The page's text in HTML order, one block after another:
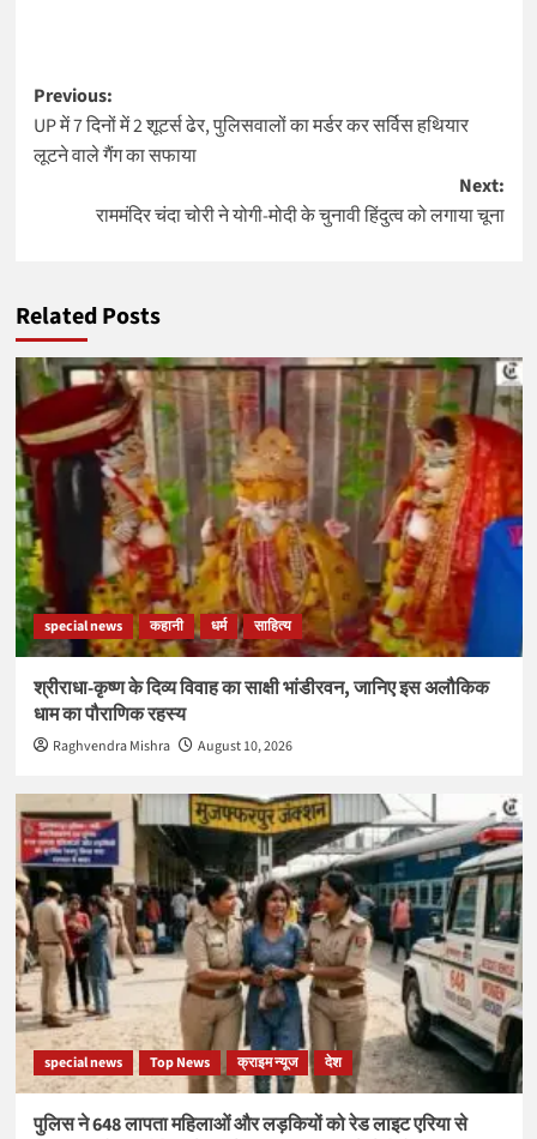
Post
navigation
Previous:
UP में 7 दिनों में 2 शूटर्स ढेर, पुलिसवालों का मर्डर कर सर्विस हथियार
लूटने वाले गैंग का सफाया
Next:
राममंदिर चंदा चोरी ने योगी-मोदी के चुनावी हिंदुत्व को लगाया चूना
Related Posts
special news कहानी धर्म साहित्य
श्रीराधा-कृष्ण के दिव्य विवाह का साक्षी भांडीरवन, जानिए इस अलौकिक
धाम का पौराणिक रहस्य
Raghvendra Mishra August 10, 2026
special news Top News क्राइम न्यूज देश
पुलिस ने 648 लापता महिलाओं और लड़कियों को रेड लाइट एरिया से